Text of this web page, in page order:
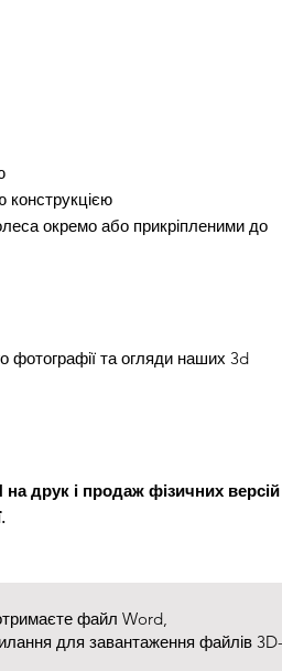
окремо або прикріпленими до
фотографії та огляди наших 3d
друк і продаж фізичних версій
файл Word,
для завантаження файлів